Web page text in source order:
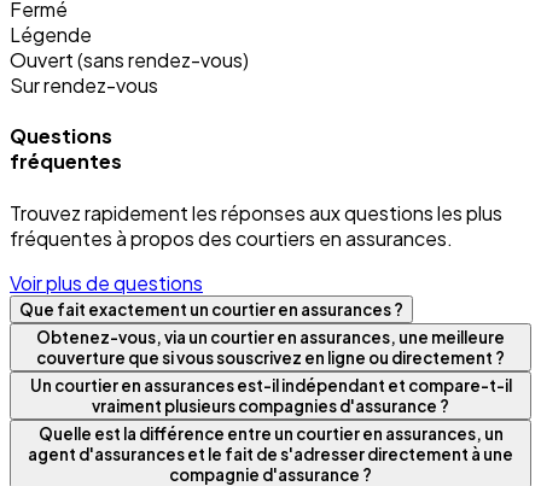
Fermé
Légende
Ouvert (sans rendez-vous)
Sur rendez-vous
Questions
fréquentes
Trouvez rapidement les réponses aux questions les plus
fréquentes à propos des courtiers en assurances.
Voir plus de questions
Que fait exactement un courtier en assurances ?
Obtenez-vous, via un courtier en assurances, une meilleure
couverture que si vous souscrivez en ligne ou directement ?
Un courtier en assurances est-il indépendant et compare-t-il
vraiment plusieurs compagnies d'assurance ?
Quelle est la différence entre un courtier en assurances, un
agent d'assurances et le fait de s'adresser directement à une
compagnie d'assurance ?